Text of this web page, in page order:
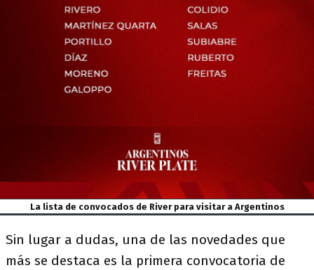
La lista de convocados de River para visitar a Argentinos
Sin lugar a dudas, una de las novedades que
más se destaca es la primera convocatoria de